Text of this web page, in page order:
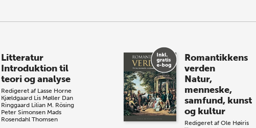
en fast del a…
Litteratur
Introduktion til
teori og analyse
Redigeret af Lasse Horne
Kjældgaard Lis Møller Dan
Ringgaard Lilian M. Rösing
Peter Simonsen Mads
Rosendahl Thomsen
Romantikkens
verden
Natur,
menneske,
samfund, kunst
og kultur
Redigeret af Ole Høiris